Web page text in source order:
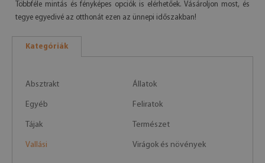
Többféle mintás és fényképes opciók is elérhetőek. Vásároljon most, és
tegye egyedivé az otthonát ezen az ünnepi időszakban!
Kategóriák
Absztrakt Állatok
Egyéb Feliratok
Tájak Természet
Vallási Virágok és növények